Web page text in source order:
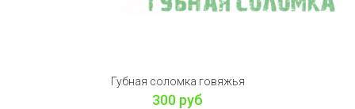
Губная соломка говяжья
300 руб